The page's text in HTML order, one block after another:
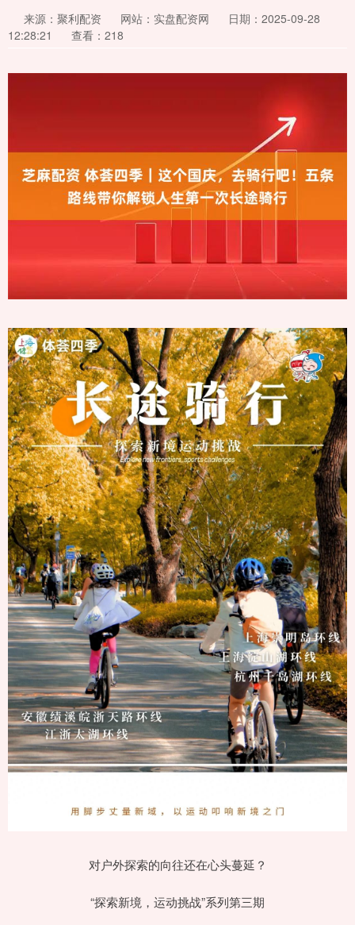
来源：聚利配资 网站：实盘配资网
日期：2025-09-28
12:28:21
查看：218
对户外探索的向往还在心头蔓延？
“探索新境，运动挑战”系列第三期